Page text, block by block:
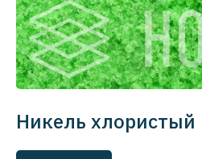
Никель хлористый